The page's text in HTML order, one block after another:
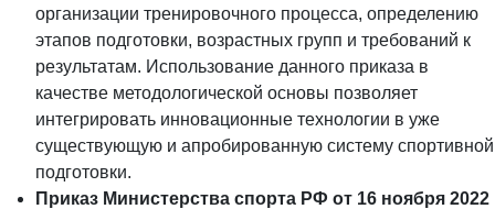
организации тренировочного процесса, определению
этапов подготовки, возрастных групп и требований к
результатам. Использование данного приказа в
качестве методологической основы позволяет
интегрировать инновационные технологии в уже
существующую и апробированную систему спортивной
подготовки.
Приказ Министерства спорта РФ от 16 ноября 2022